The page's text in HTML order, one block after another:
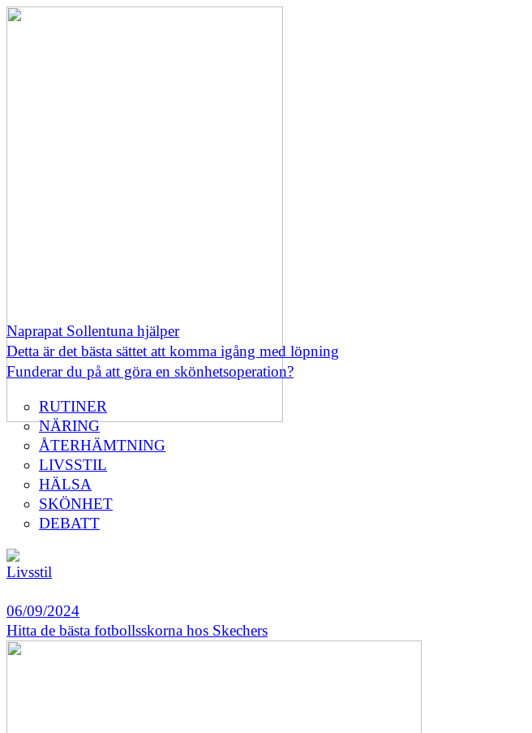
Naprapat Sollentuna hjälper
Detta är det bästa sättet att komma igång med löpning
Funderar du på att göra en skönhetsoperation?
RUTINER
NÄRING
ÅTERHÄMTNING
LIVSSTIL
HÄLSA
SKÖNHET
DEBATT
Livsstil
06/09/2024
Hitta de bästa fotbollsskorna hos Skechers